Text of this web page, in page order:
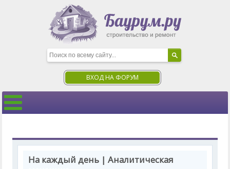
ВХОД НА ФОРУМ
На каждый день | Аналитическая